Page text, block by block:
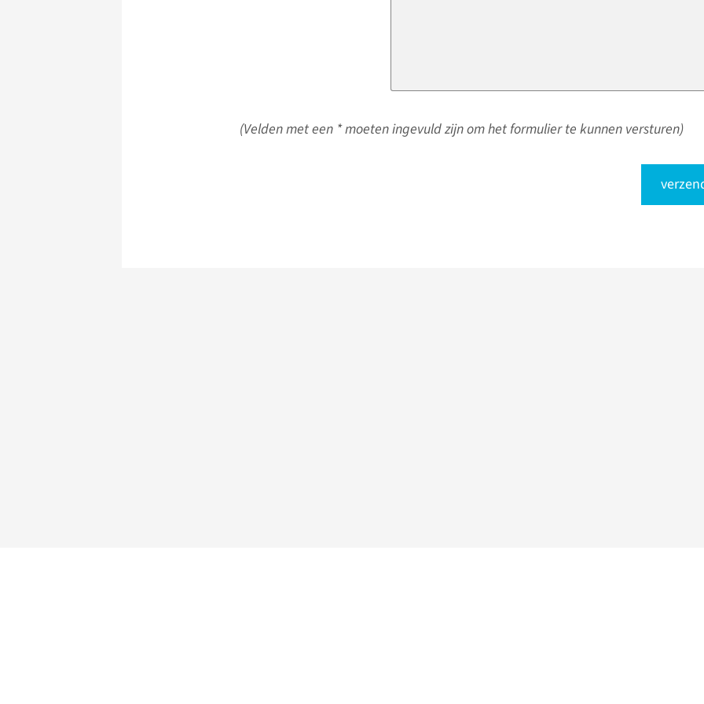
(Velden met een * moeten ingevuld zijn om het formulier te kunnen versturen)